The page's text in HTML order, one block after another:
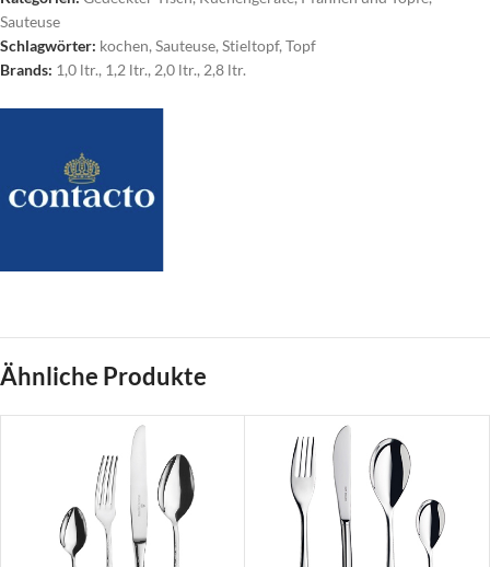
Sauteuse
Schlagwörter: kochen, Sauteuse, Stieltopf, Topf
Brands: 1,0 ltr., 1,2 ltr., 2,0 ltr., 2,8 ltr.
Ähnliche Produkte